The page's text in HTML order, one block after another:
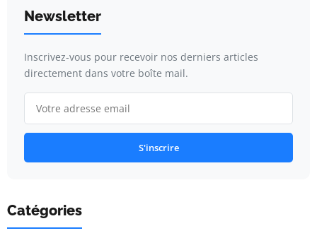
Newsletter
Inscrivez-vous pour recevoir nos derniers articles
directement dans votre boîte mail.
S'inscrire
Catégories